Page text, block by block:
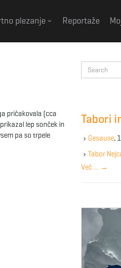
plezanje Reportaže
pričakovala (cca
lep sonček in
pa so trpele
e
e
y
w
r
Tabori
Gesause,
Tabor
Več … →